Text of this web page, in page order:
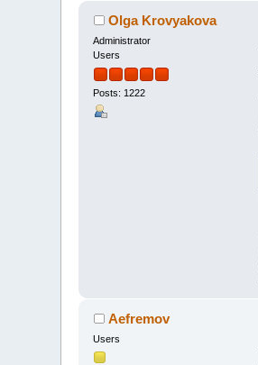
Olga Krovyakova
Administrator
Users
Posts: 1222
Aefremov
Users